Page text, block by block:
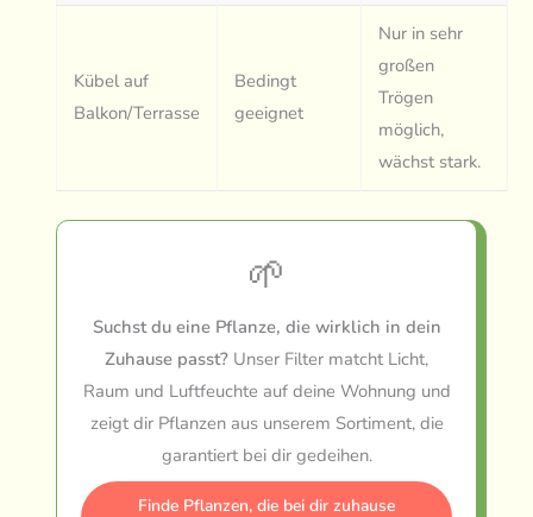
Kübel auf
Balkon/Terrasse
Bedingt
geeignet
Nur in sehr
großen
Trögen
möglich,
wächst stark.
🌱
Suchst du eine Pflanze, die wirklich in dein
Zuhause passt? Unser Filter matcht Licht,
Raum und Luftfeuchte auf deine Wohnung und
zeigt dir Pflanzen aus unserem Sortiment, die
garantiert bei dir gedeihen.
Finde Pflanzen, die bei dir zuhause